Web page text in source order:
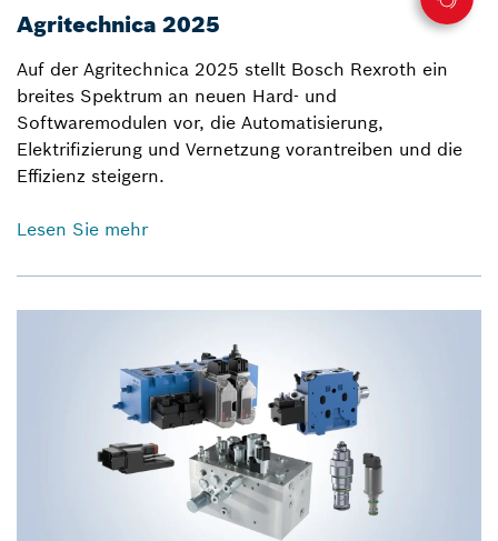
Agritechnica 2025
Auf der Agritechnica 2025 stellt Bosch Rexroth ein
breites Spektrum an neuen Hard- und
Softwaremodulen vor, die Automatisierung,
Elektrifizierung und Vernetzung vorantreiben und die
Effizienz steigern.
Lesen Sie mehr